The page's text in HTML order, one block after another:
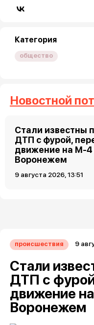
Категория
общество
Новостной
Стали известны
ДТП с фурой,
движение на М-4
Воронежем
9 августа 2026, 13:51
происшествия 9
Стали
ДТП с
движение
Воронежем